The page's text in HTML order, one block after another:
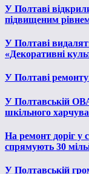
У Полтаві
підвищеним
У Полтаві
«Декоративні
У Полтаві
У Полтавській
шкільного
На ремонт доріг у
спрямують 30
У Полтавській